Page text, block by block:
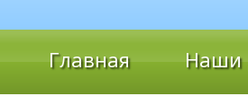
Главная Наши